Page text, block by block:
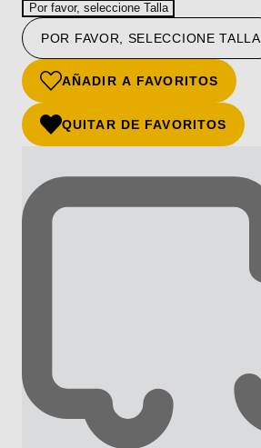
Por favor, seleccione Talla
POR FAVOR, SELECCIONE TALLA
AÑADIR A FAVORITOS
QUITAR DE FAVORITOS